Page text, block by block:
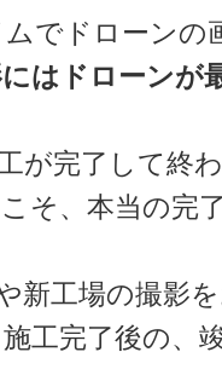
でドローンの
はドローンが
が完了して終
そ、本当の完
新工場の撮影
工完了後の、